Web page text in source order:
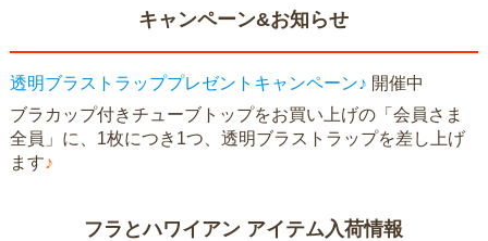
キャンペーン&お知らせ
透明ブラストラッププレゼントキャンペーン♪ 開催中
ブラカップ付きチューブトップをお買い上げの「会員さま
全員」に、1枚につき1つ、透明ブラストラップを差し上げ
ます♪
フラとハワイアン アイテム入荷情報